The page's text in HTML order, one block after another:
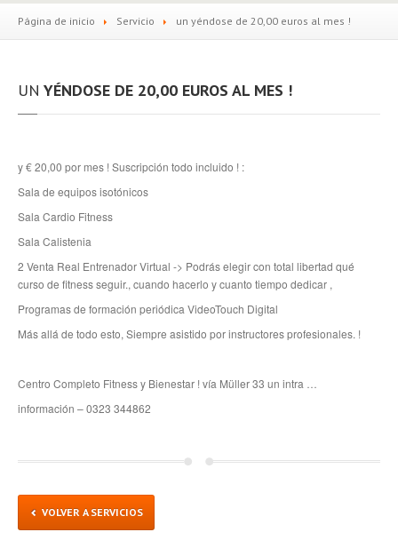
CONTACTOS
Página de inicio Servicio un yéndose de 20,00 euros al mes !
UN YÉNDOSE DE 20,00 EUROS AL MES !
y € 20,00 por mes ! Suscripción todo incluido ! :
Sala de equipos isotónicos
Sala Cardio Fitness
Sala Calistenia
2 Venta Real Entrenador Virtual -> Podrás elegir con total libertad qué
curso de fitness seguir., cuando hacerlo y cuanto tiempo dedicar ,
Programas de formación periódica VideoTouch Digital
Más allá de todo esto, Siempre asistido por instructores profesionales. !
Centro Completo Fitness y Bienestar ! vía Müller 33 un intra …
información – 0323 344862
VOLVER A SERVICIOS